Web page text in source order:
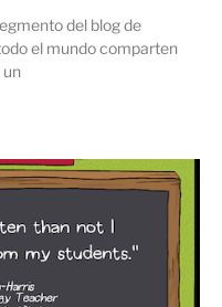
del blog de
el mundo comparten
un